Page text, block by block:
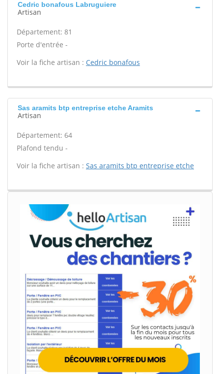
Cedric bonafous Labruguiere
Artisan
Département: 81
Porte d'entrée -
Voir la fiche artisan : Cedric bonafous
Sas aramits btp entreprise etche Aramits
Artisan
Département: 64
Plafond tendu -
Voir la fiche artisan : Sas aramits btp entreprise etche